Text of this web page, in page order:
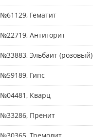
№61129, Гематит
№22719, Антигорит
№33883, Эльбаит (розовый)
№59189, Гипс
№04481, Кварц
№33286, Пренит